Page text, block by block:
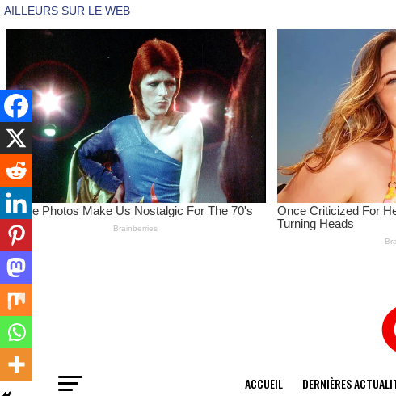
ACCUEIL DERNIÈRES